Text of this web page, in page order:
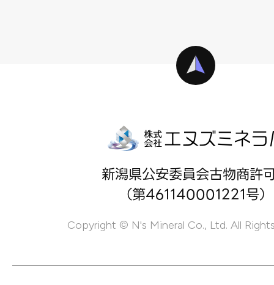
新潟県公安委員会古物商許
（第461140001221号）
Copyright © N's Mineral Co., Ltd. All